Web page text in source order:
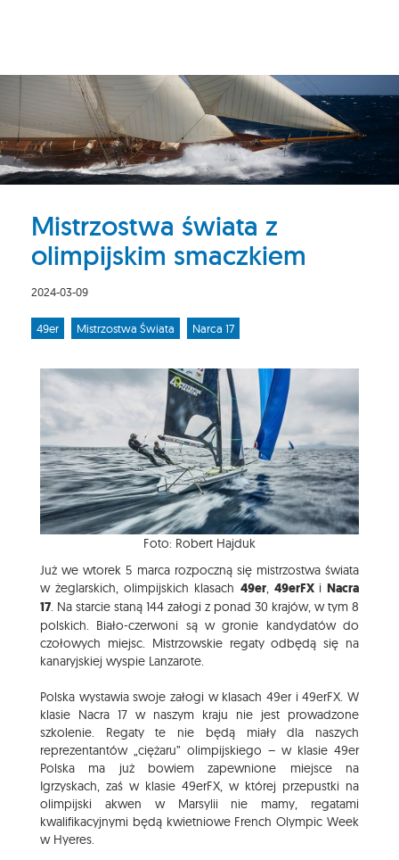
Mistrzostwa świata z
olimpijskim smaczkiem
2024-03-09
49er Mistrzostwa Świata Narca 17
Foto: Robert Hajduk
Już we wtorek 5 marca rozpoczną się mistrzostwa świata
w żeglarskich, olimpijskich klasach 49er, 49erFX iNacra
17. Na starcie staną 144 załogi z ponad 30 krajów, w tym 8
polskich. Biało-czerwoni są w gronie kandydatów do
czołowych miejsc. Mistrzowskie regaty odbędą się na
kanaryjskiej wyspie Lanzarote.
Polska wystawia swoje załogi w klasach 49er i 49erFX. W
klasie Nacra 17 w naszym kraju nie jest prowadzone
szkolenie. Regaty te nie będą miały dla naszych
reprezentantów „ciężaru” olimpijskiego – w klasie 49er
Polska ma już bowiem zapewnione miejsce na
Igrzyskach, zaś w klasie 49erFX, w której przepustki na
olimpijski akwen w Marsylii nie mamy, regatami
kwalifikacyjnymi będą kwietniowe French Olympic Week
w Hyeres.